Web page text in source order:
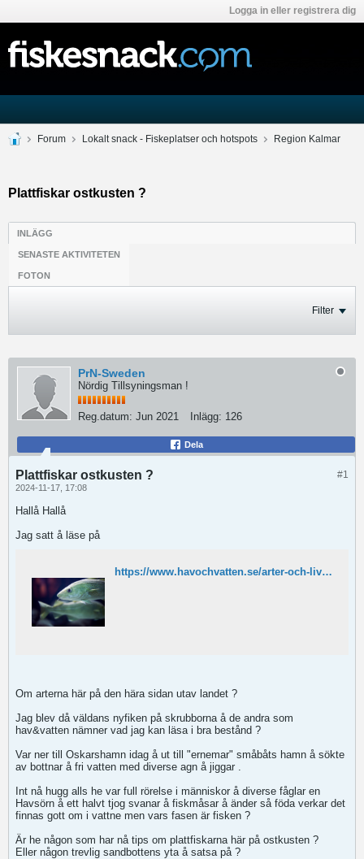
Logga in eller registrera dig
Forum Lokalt snack - Fiskeplatser och hotspots Region Kalmar
Plattfiskar ostkusten ?
INLÄGG
SENASTE AKTIVITETEN
FOTON
Filter
PrN-Sweden
Nördig Tillsyningsman !
Reg.datum: Jun 2021 Inlägg: 126
Dela
#1
Plattfiskar ostkusten ?
2024-11-17, 17:08
Hallå Hallå
Jag satt å läse på
https://www.havochvatten.se/arter-och-livsmiljoer/fakta-om-arter-och-livsmiljoer/fiskar-och-skaldjur/fiskar-och-skaldjur-i-sodra-ostersjon-och-oresund.html?query=*%3A*
Om arterna här på den hära sidan utav landet ?
Jag blev då väldans nyfiken på skrubborna å de andra som
hav&vatten nämner vad jag kan läsa i bra bestånd ?
Var ner till Oskarshamn idag å ut till "ernemar" småbåts hamn å sökte
av bottnar å fri vatten med diverse agn å jiggar .
Int nå hugg alls he var full rörelse i människor å diverse fåglar en
Havsörn å ett halvt tjog svanar å fiskmåsar å änder så föda verkar det
finnas gott om i vattne men vars fasen är fisken ?
Är he någon som har nå tips om plattfiskarna här på ostkusten ?
Eller någon trevlig sandbottens yta å satsa på ?